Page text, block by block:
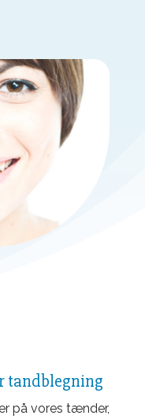
tandblegning
på vores tænder,